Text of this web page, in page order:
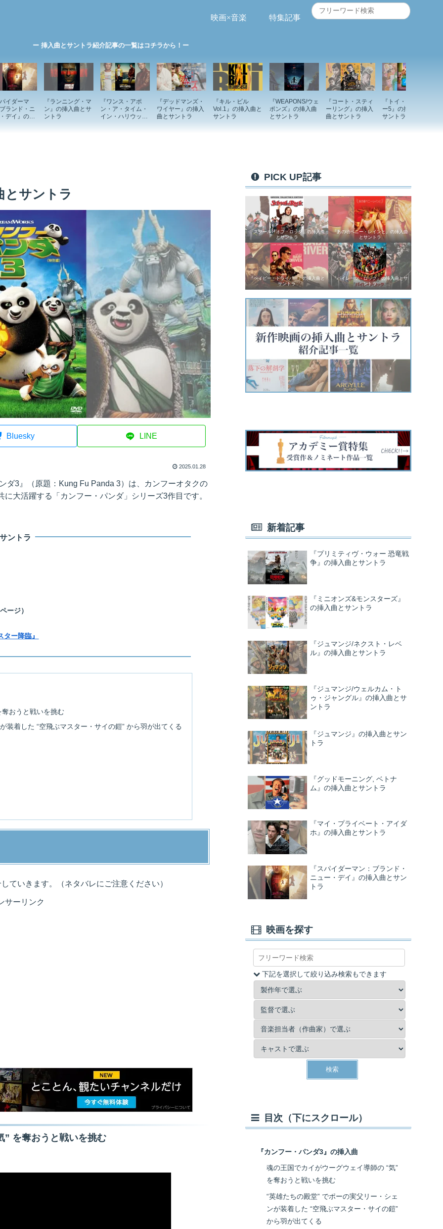
映画×音楽 特集記事
ー 挿入曲とサントラ紹介記事の一覧はコチラから！ー
イダーマ
ランド・ニ
デイ』の挿
『ランニング・マ
ン』の挿入曲とサ
ントラ
『ワンス・アポ
ン・ア・タイム・
イン・ハリウッ
『デッドマンズ・
ワイヤー』の挿入
曲とサントラ
『キル・ビル
Vol.1』の挿入曲と
サントラ
『WEAPONS/ウェ
ポンズ』の挿入曲
とサントラ
『コート・スティ
ーリング』の挿入
曲とサントラ
『トイ・ストーリ
ー5』の挿入曲と
サントラ
とサントラ
Bluesky LINE
2025.01.28
ダ3』（原題：Kung Fu Panda 3）は、カンフーオタクの
大活躍する「カンフー・パンダ」シリーズ3作目です。
ントラ
ージ）
ー降臨』
おうと戦いを挑む
装着した “空飛ぶマスター・サイの鎧” から羽が出てくる
ていきます。（ネタバレにご注意ください）
サーリンク
” を奪おうと戦いを挑む
PICK UP記事
『スクール・オブ・ロック』の挿入曲
とサントラ
『あの頃ペニー・レインと』の挿入曲
とサントラ
『ベイビー・ドライバー』の挿入曲と
サントラ
『パイレーツ・ロック』の挿入曲とサ
ントラ
新着記事
『プリミティヴ・ウォー 恐竜戦
争』の挿入曲とサントラ
『ミニオンズ&モンスターズ』
の挿入曲とサントラ
『ジュマンジ/ネクスト・レベ
ル』の挿入曲とサントラ
『ジュマンジ/ウェルカム・ト
ゥ・ジャングル』の挿入曲とサ
ントラ
『ジュマンジ』の挿入曲とサン
トラ
『グッドモーニング, ベトナ
ム』の挿入曲とサントラ
『マイ・プライベート・アイダ
ホ』の挿入曲とサントラ
『スパイダーマン：ブランド・
ニュー・デイ』の挿入曲とサン
トラ
映画を探す
下記を選択して絞り込み検索もできます
目次（下にスクロール）
『カンフー・パンダ3』の挿入曲
魂の王国でカイがウーグウェイ導師の “気”
を奪おうと戦いを挑む
“英雄たちの殿堂” でポーの実父リー・シェ
ンが装着した “空飛ぶマスター・サイの鎧”
から羽が出てくる